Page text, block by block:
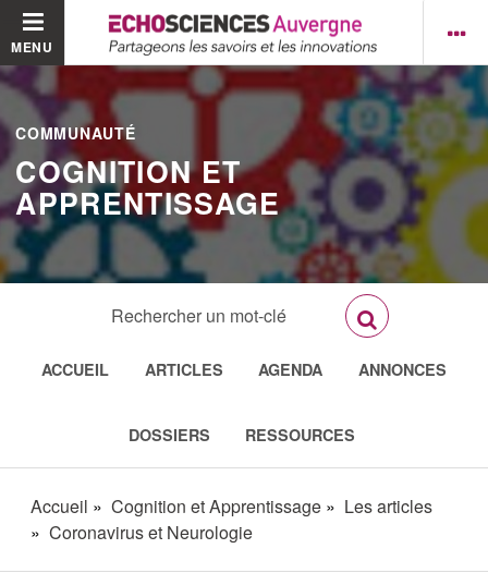
MENU
COMMUNAUTÉ
COGNITION ET
APPRENTISSAGE
ACCUEIL ARTICLES AGENDA ANNONCES
DOSSIERS RESSOURCES
Accueil Cognition et Apprentissage
Les articles
Coronavirus et Neurologie